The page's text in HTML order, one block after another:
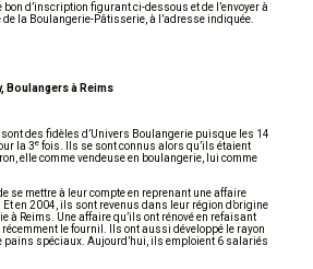
bon d’inscription figurant ci-dessous et de l’envoyer à
de la Boulangerie-Pâtisserie, à l’adresse indiquée.
Boulangers à Reims
des fidèles d’Univers Boulangerie puisque les 14
la 3e fois. Ils se sont connus alors qu’ils étaient
elle comme vendeuse en boulangerie, lui comme
se mettre à leur compte en reprenant une affaire
en 2004, ils sont revenus dans leur région d’origine
à Reims. Une affaire qu’ils ont rénové en refaisant
le fournil. Ils ont aussi développé le rayon
pains spéciaux. Aujourd’hui, ils emploient 6 salariés